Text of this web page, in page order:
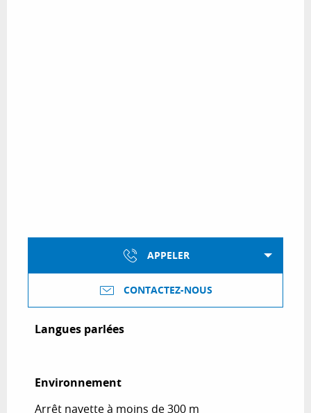
APPELER
CONTACTEZ-NOUS
Langues parlées
Langues parlées
Environnement
Environnement
Arrêt navette à moins de 300 m